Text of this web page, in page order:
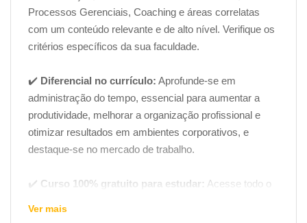
Processos Gerenciais, Coaching e áreas correlatas
com um conteúdo relevante e de alto nível. Verifique os
critérios específicos da sua faculdade.
✔️ Diferencial no currículo: Aprofunde-se em
administração do tempo, essencial para aumentar a
produtividade, melhorar a organização profissional e
otimizar resultados em ambientes corporativos, e
destaque-se no mercado de trabalho.
✔️ Curso 100% gratuito para estudar: Acesse todo o
Ver mais